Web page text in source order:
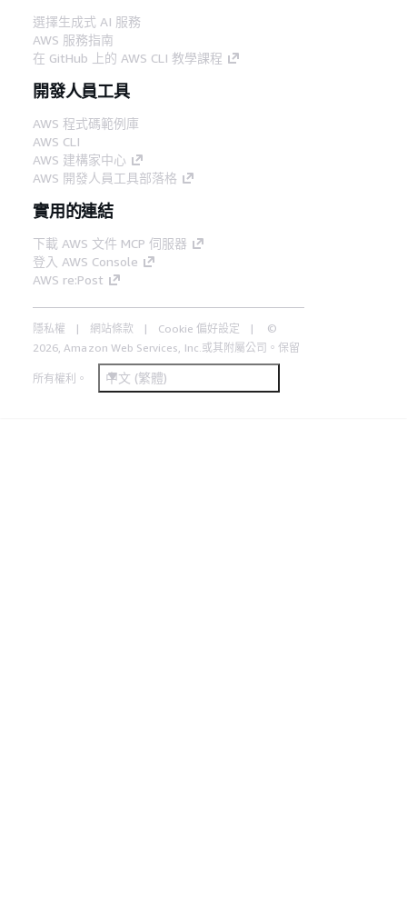
選擇生成式 AI 服務
AWS 服務指南
在 GitHub 上的 AWS CLI 教學課程
開發人員工具
AWS 程式碼範例庫
AWS CLI
AWS 建構家中心
AWS 開發人員工具部落格
實用的連結
下載 AWS 文件 MCP 伺服器
登入 AWS Console
AWS re:Post
隱私權 網站條款 Cookie 偏好設定
©
2026, Amazon Web Services, Inc.或其附屬公司。保留
所有權利。 中文 (繁體)